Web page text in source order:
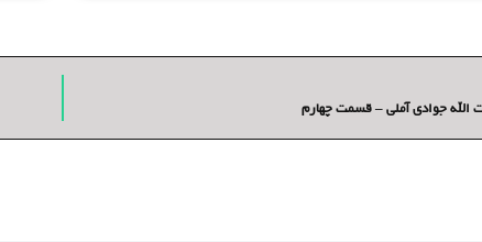
الله جوادی آملی – قسمت چهارم